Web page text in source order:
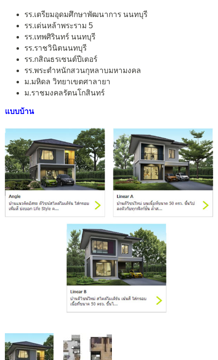
รร.เตรียมอุดมศึกษาพัฒนาการ นนทบุรี
รร.เด่นหล้าพระราม 5
รร.เทพศิรินทร์ นนทบุรี
รร.ราชวินิตนนทบุรี
รร.กสิณธรเซนต์ปีเตอร์
รร.พระตำหนักสวนกุหลาบมหามงคล
ม.มหิดล วิทยาเขตศาลายา
ม.ราชมงคลรัตนโกสินทร์
แบบบ้าน